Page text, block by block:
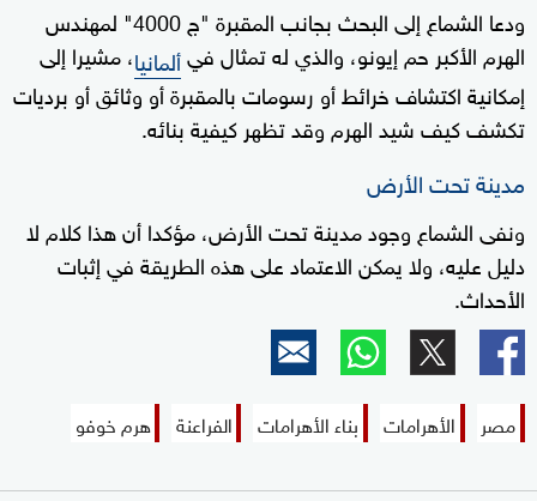
ودعا الشماع إلى البحث بجانب المقبرة "ج 4000" لمهندس
الهرم الأكبر حم إيونو، والذي له تمثال فيألمانيا، مشيرا إلى
إمكانية اكتشاف خرائط أو رسومات بالمقبرة أو وثائق أو برديات
تكشف كيف شيد الهرم وقد تظهر كيفية بنائه.
مدينة تحت الأرض
ونفى الشماع وجود مدينة تحت الأرض، مؤكدا أن هذا كلام لا
دليل عليه، ولا يمكن الاعتماد على هذه الطريقة في إثبات
الأحداث.
مصر الأهرامات بناء الأهرامات الفراعنة هرم خوفو